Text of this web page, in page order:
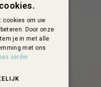
cookies om uw
Door onze
je in met alle
met ons
verder